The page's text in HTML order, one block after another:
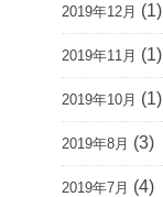
2019年12月 (1)
2019年11月 (1)
2019年10月 (1)
2019年8月 (3)
2019年7月 (4)